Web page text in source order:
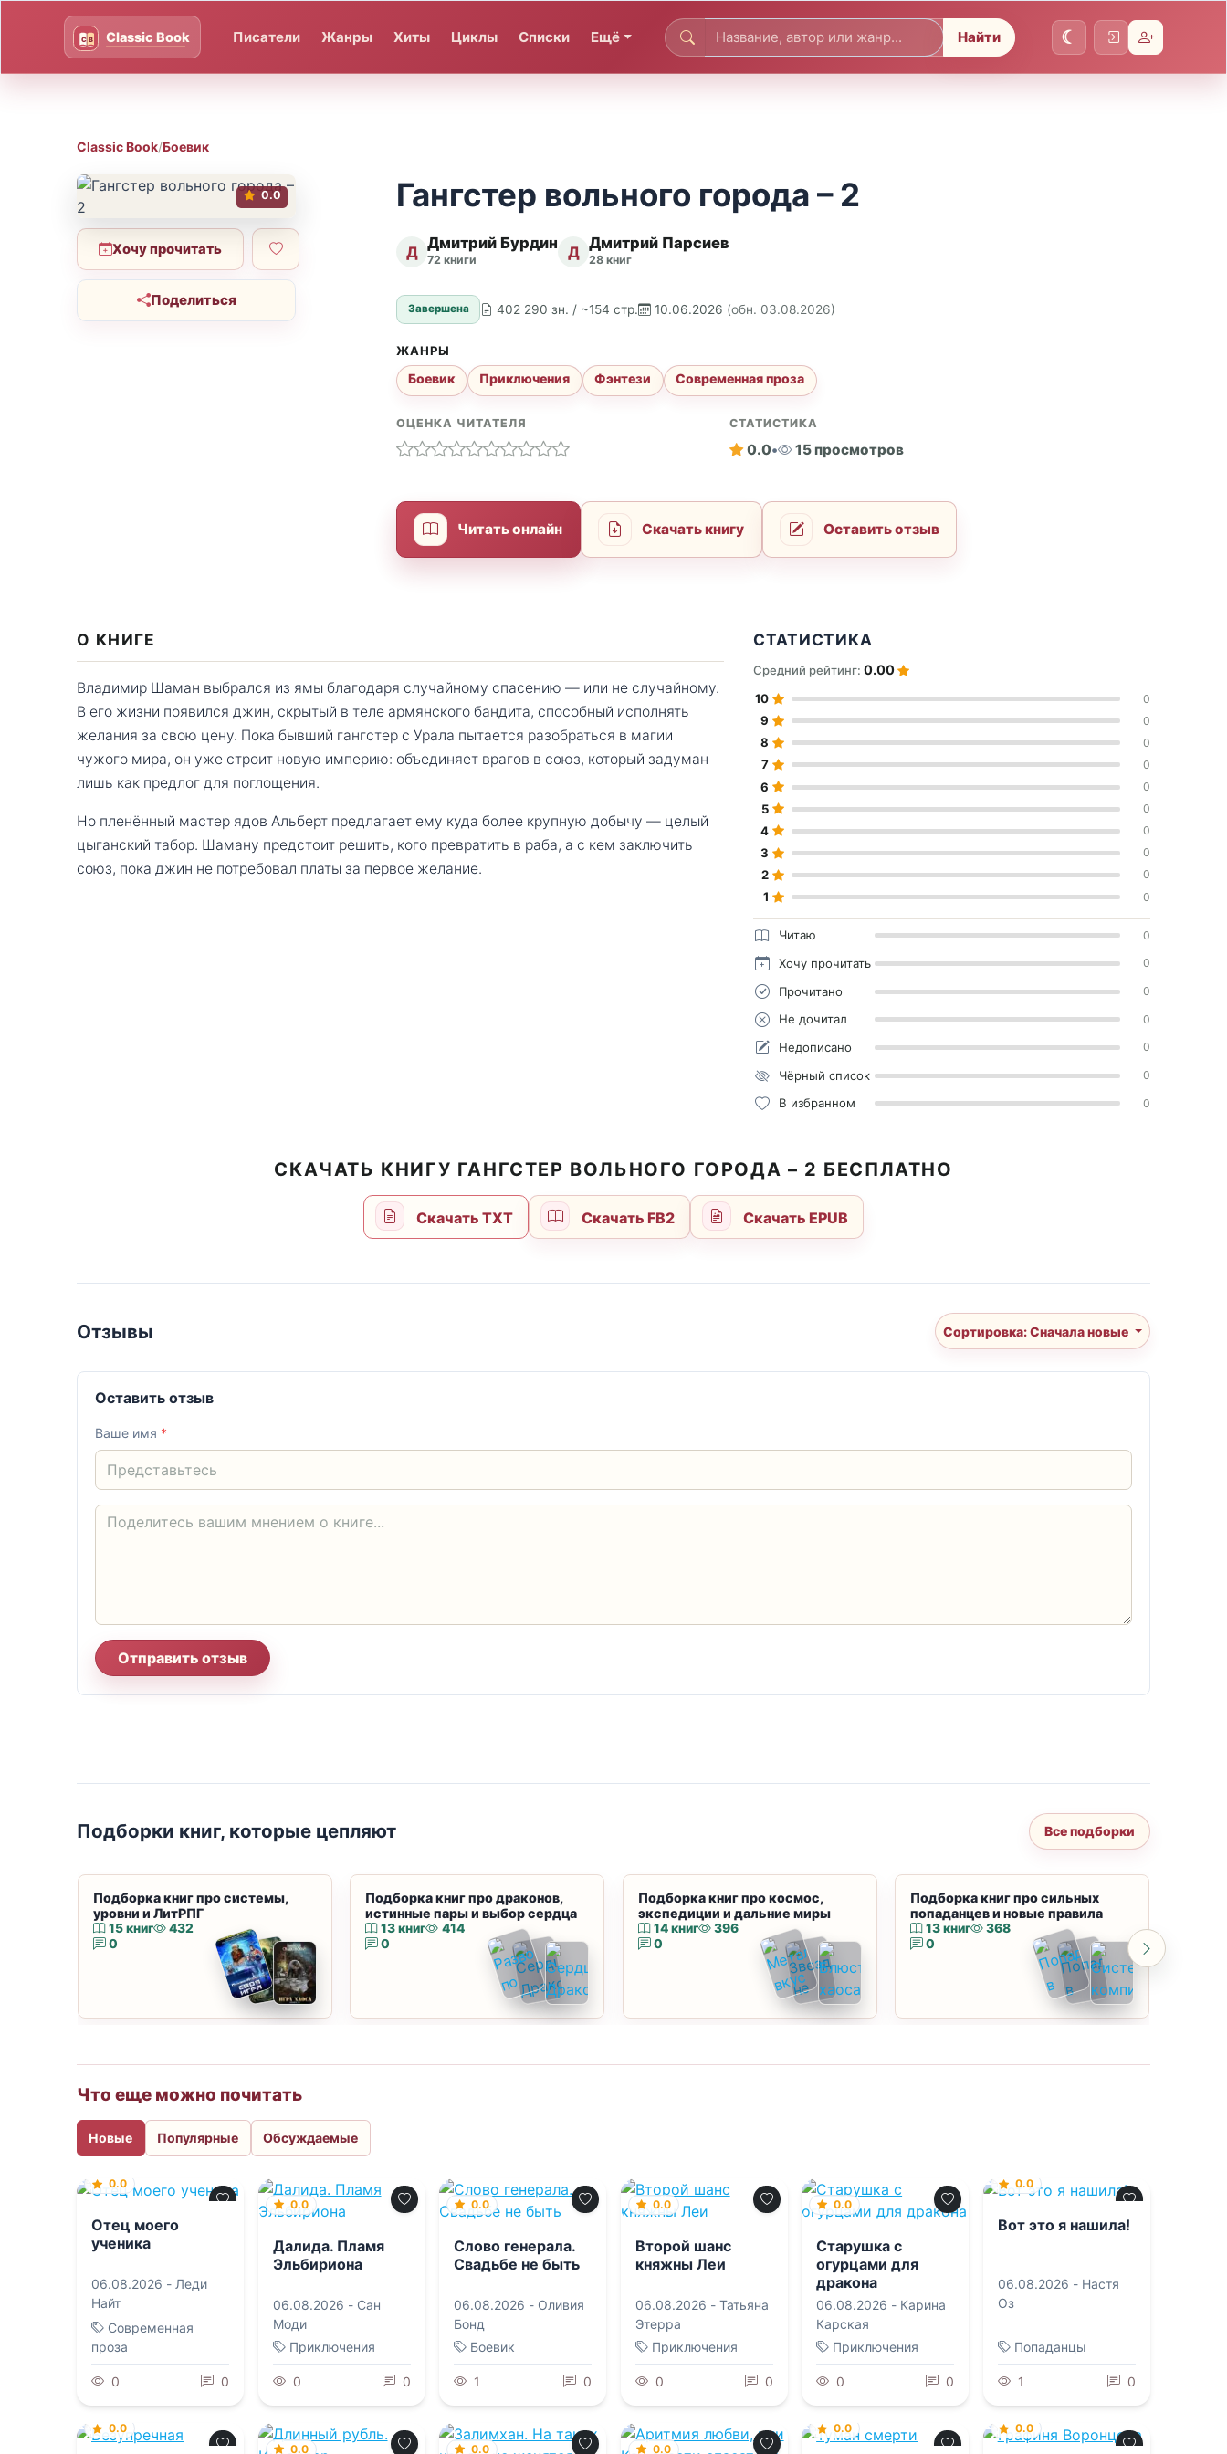
Писатели Жанры Хиты Циклы Списки Ещё Найти
Classic Book/Боевик
0.0
Хочу прочитать
Поделиться
Гангстер вольного города – 2
Д Дмитрий Бурдин
72 книги Д Дмитрий Парсиев
28 книг
Завершена 402 290 зн. / ~154 стр. 10.06.2026 (обн. 03.08.2026)
ЖАНРЫ
Боевик Приключения Фэнтези Современная проза
ОЦЕНКА ЧИТАТЕЛЯ СТАТИСТИКА
0.0• 15 просмотров
Читать онлайн Скачать книгу Оставить отзыв
О КНИГЕ
Владимир Шаман выбрался из ямы благодаря случайному спасению — или не случайному.
В его жизни появился джин, скрытый в теле армянского бандита, способный исполнять
желания за свою цену. Пока бывший гангстер с Урала пытается разобраться в магии
чужого мира, он уже строит новую империю: объединяет врагов в союз, который задуман
лишь как предлог для поглощения.
Но пленённый мастер ядов Альберт предлагает ему куда более крупную добычу — целый
цыганский табор. Шаману предстоит решить, кого превратить в раба, а с кем заключить
союз, пока джин не потребовал платы за первое желание.
СТАТИСТИКА
Средний рейтинг:0.00
10 0
9 0
8 0
7 0
6 0
5 0
4 0
3 0
2 0
1 0
Читаю 0
Хочу прочитать 0
Прочитано 0
Не дочитал 0
Недописано 0
Чёрный список 0
В избранном 0
СКАЧАТЬ КНИГУ ГАНГСТЕР ВОЛЬНОГО ГОРОДА – 2 БЕСПЛАТНО
Скачать TXT Скачать FB2 Скачать EPUB
Отзывы Сортировка: Сначала новые
Оставить отзыв
Ваше имя *
Отправить отзыв
Подборки книг, которые цепляют Все подборки
Подборка книг про системы,
уровни и ЛитРПГ
15 книг
432
0
Подборка книг про драконов,
истинные пары и выбор сердца
13 книг
414
0
Подборка книг про космос,
экспедиции и дальние миры
14 книг
396
0
Подборка книг про сильных
попаданцев и новые правила
13 книг
368
0
Что еще можно почитать
Новые Популярные Обсуждаемые
0.0
Отец моего
ученика
06.08.2026 - Леди
Найт
Современная
проза
0 0
0.0
Далида. Пламя
Эльбириона
06.08.2026 - Сан
Моди
Приключения
0 0
0.0
Слово генерала.
Свадьбе не быть
06.08.2026 - Оливия
Бонд
Боевик
1 0
0.0
Второй шанс
княжны Леи
06.08.2026 - Татьяна
Этерра
Приключения
0 0
0.0
Старушка с
огурцами для
дракона
06.08.2026 - Карина
Карская
Приключения
0 0
0.0
Вот это я нашила!
06.08.2026 - Настя
Оз
Попаданцы
1 0
0.0
0.0 0.0 0.0
0.0 0.0